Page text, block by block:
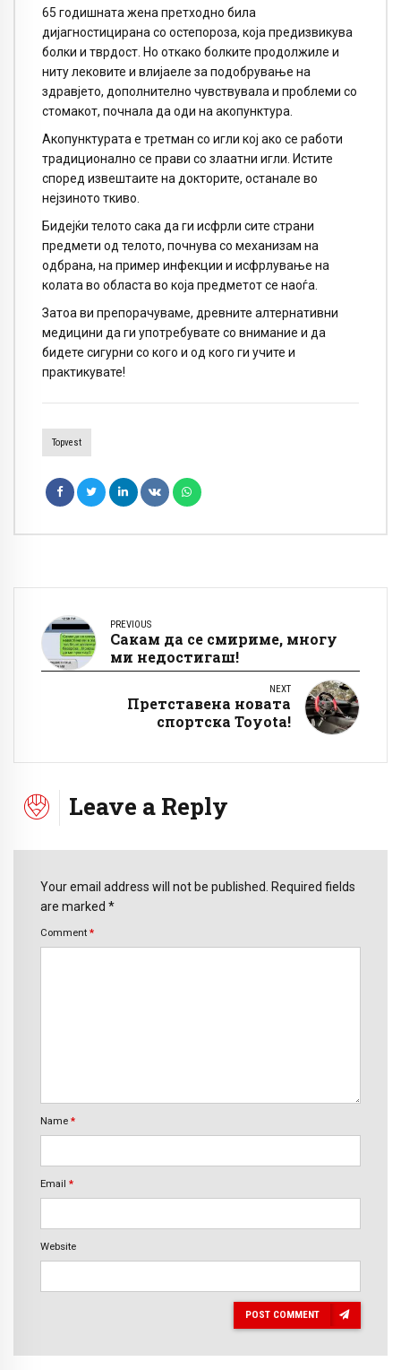
65 годишната жена претходно била
дијагностицирана со остепороза, која предизвикува
болки и тврдост. Но откако болките продолжиле и
ниту лековите и влијаеле за подобрување на
здравјето, дополнително чувствувала и проблеми со
стомакот, почнала да оди на акопунктура.
Акопунктурата е третман со игли кој ако се работи
традиционално се прави со злаатни игли. Истите
според извештаите на докторите, останале во
нејзиното ткиво.
Бидејќи телото сака да ги исфрли сите страни
предмети од телото, почнува со механизам на
одбрана, на пример инфекции и исфрлување на
колата во областа во која предметот се наоѓа.
Затоа ви препорачуваме, древните алтернативни
медицини да ги употребувате со внимание и да
бидете сигурни со кого и од кого ги учите и
практикувате!
Topvest
PREVIOUS
Сакам да се смириме, многу
ми недостигаш!
NEXT
Претставена новата
спортска Toyota!
Leave a Reply
Your email address will not be published. Required fields
are marked *
Comment *
Name *
Email *
Website
POST COMMENT